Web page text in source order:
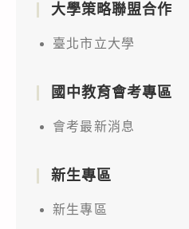
大學策略聯盟合作
臺北市立大學
國中教育會考專區
會考最新消息
新生專區
新生專區